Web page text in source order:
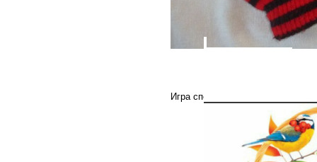
Игра способствует развитию